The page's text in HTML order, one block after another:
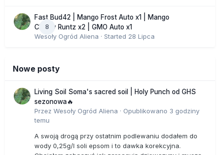
8
Fast Bud42 | Mango Frost Auto x1 | Mango
Cherry Runtz x2 | GMO Auto x1
Wesoły Ogród Aliena · Started 28 Lipca
Nowe posty
Living Soil Soma's sacred soil | Holy Punch od GHS
sezonowa🔥
Przez Wesoły Ogród Aliena · Opublikowano 3 godziny
temu
A swoją drogą przy ostatnim podlewaniu dodałem do
wody 0,25g/l soli epsom i to dawka korekcyjna.